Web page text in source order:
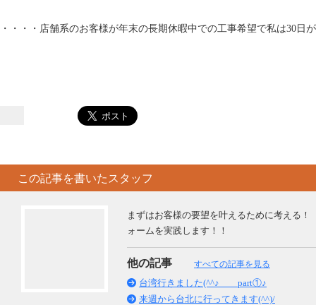
・・・・店舗系のお客様が年末の長期休暇中での工事希望で私は30日
この記事を書いたスタッフ
まずはお客様の要望を叶えるために考える
ォームを実践します！！
他の記事 すべての記事を見る
台湾行きました(^^♪ part①♪
来週から台北に行ってきます(^^)/